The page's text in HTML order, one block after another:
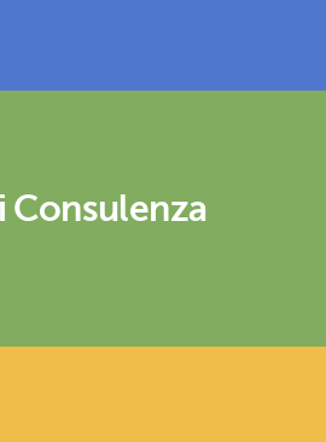
Consulenza